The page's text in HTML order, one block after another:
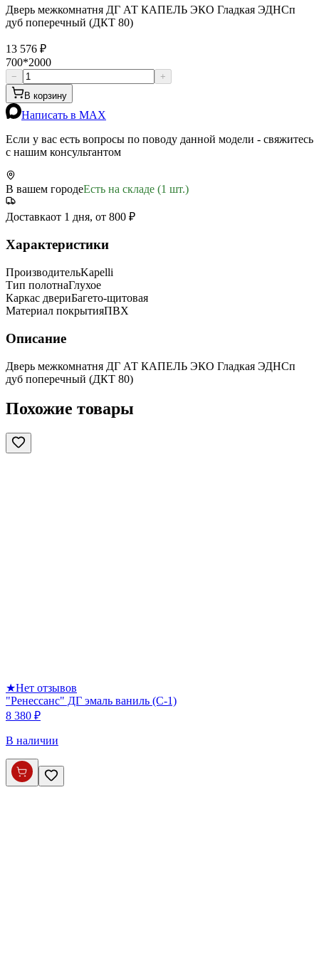
Дверь межкомнатня ДГ АТ КАПЕЛЬ ЭКО Гладкая ЭДНСп
дуб поперечный (ДКТ 80)
13 576 ₽
700*2000
−
+
В корзину
Написать в MAX
Если у вас есть вопросы по поводу данной модели - свяжитесь
с нашим консультантом
В вашем городеЕсть на складе (1 шт.)
Доставкаот 1 дня, от 800 ₽
Характеристики
ПроизводительKapelli
Тип полотнаГлухое
Каркас двериБагето-щитовая
Материал покрытияПВХ
Описание
Дверь межкомнатня ДГ АТ КАПЕЛЬ ЭКО Гладкая ЭДНСп
дуб поперечный (ДКТ 80)
Похожие товары
★Нет отзывов
"Ренессанс" ДГ эмаль ваниль (С-1)
8 380 ₽
В наличии